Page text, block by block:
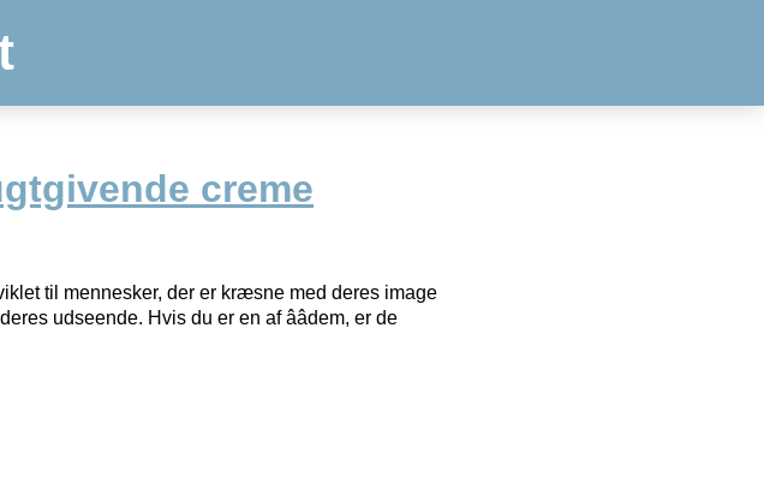
creme
til mennesker, der er kræsne med deres image
udseende. Hvis du er en af ââdem, er de